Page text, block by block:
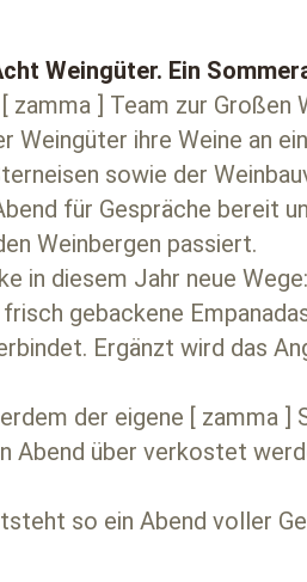
Weingüter. Ein
zamma ] Team zur Großen
Weingüter ihre Weine an
sowie der
für Gespräche bereit
Weinbergen passiert.
in diesem Jahr neue
gebackene
Ergänzt wird das
der eigene [ zamma
Abend über verkostet
so ein Abend voller